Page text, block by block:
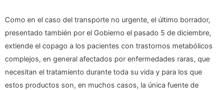
Como en el caso del transporte no urgente, el último borrador,
presentado también por el Gobierno el pasado 5 de diciembre,
extiende el copago a los pacientes con trastornos metabólicos
complejos, en general afectados por enfermedades raras, que
necesitan el tratamiento durante toda su vida y para los que
estos productos son, en muchos casos, la única fuente de